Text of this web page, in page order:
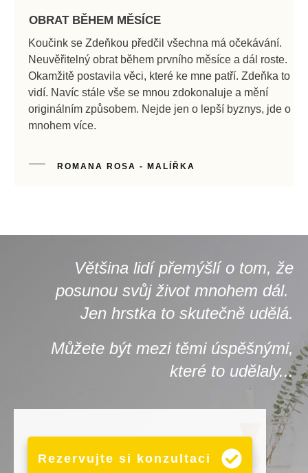
OBRAT BĚHEM MĚSÍCE
Koučink se Zdeňkou předčil všechna má očekávání.
Neuvěřitelný obrat během prvního měsíce a dál roste.
Okamžitě postavila věci, které ke mne patří. Zdeňka to
vidí. Navíc stále vše se mnou zdokonaluje a mění
originálním způsobem. Nejde jen o lepší byznys, jde o
mnohem více.
ROMANA ROSA - MALÍŘKA
Většina lidí přemýšlí o tom, že
posunou svůj život mnohem dál.
Jen hrstka to skutečně udělá.
Můžete být mezi těmi úspěšnými,
které to udělaly...
Rezervujte si konzultaci